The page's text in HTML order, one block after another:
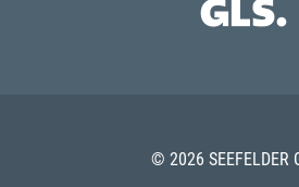
© 2026 SEEFELDER